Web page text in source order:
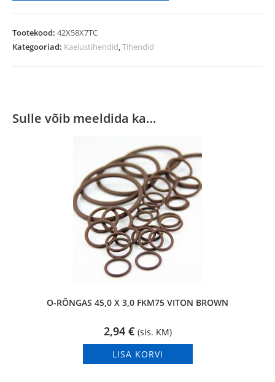
Tootekood: 42X58X7TC
Kategooriad: Kaelustihendid,Tihendid
Sulle võib meeldida ka…
O-RÕNGAS 45,0 X 3,0 FKM75 VITON BROWN
2,94 € (sis. KM)
LISA KORVI